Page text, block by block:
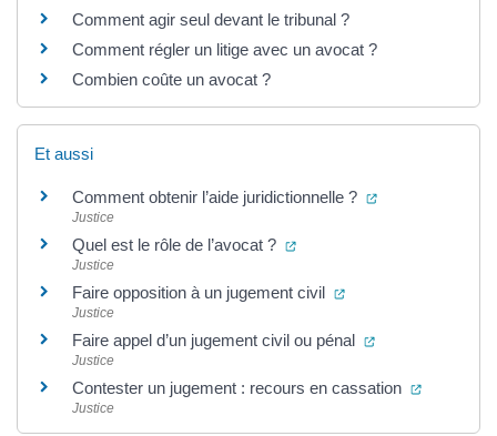
Comment agir seul devant le tribunal ?
Comment régler un litige avec un avocat ?
Combien coûte un avocat ?
Et aussi
Comment obtenir l’aide juridictionnelle ? (ouverture dans
Justice
Quel est le rôle de l’avocat ? (ouverture dans un nouvel
Justice
Faire opposition à un jugement civil (ouverture dans un
Justice
Faire appel d’un jugement civil ou pénal (ouverture dans
Justice
Contester un jugement : recours en cassation
Justice